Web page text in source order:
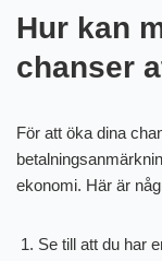
Hur kan
chanser
För att öka dina
ekonomi. Här är
Se till att du har